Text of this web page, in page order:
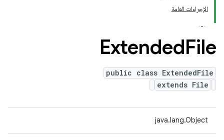
الإجراءات العامة
ExtendedFile
public class ExtendedFile
extends File
java.lang.Object